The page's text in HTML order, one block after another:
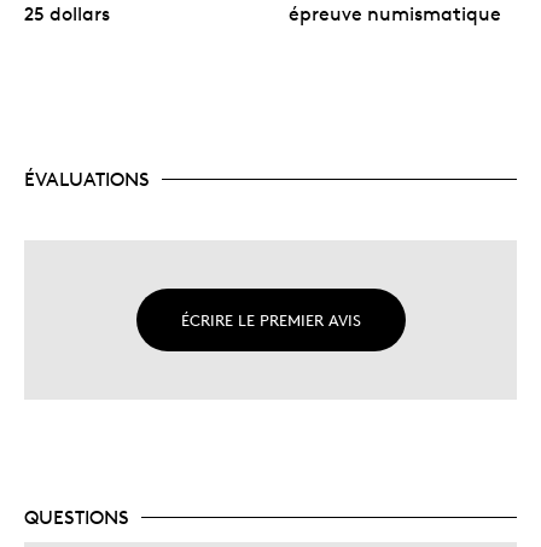
25 dollars épreuve numismatique
ÉVALUATIONS
ÉCRIRE LE PREMIER AVIS
QUESTIONS